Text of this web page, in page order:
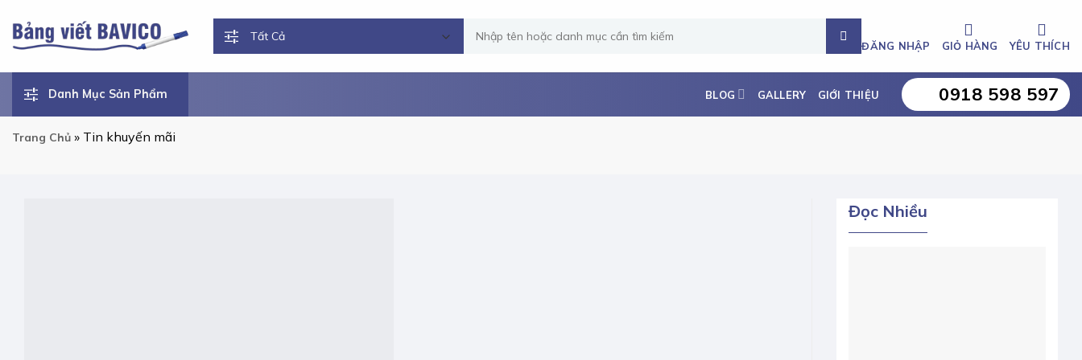
đến
nội
dung
kiếm:
ĐĂNG NHẬP GIỎ HÀNG YÊU THÍCH
Danh Mục Sản Phẩm BLOG GALLERY GIỚI THIỆU 0918 598 597
Trang Chủ » Tin khuyến mãi
Đọc Nhiều